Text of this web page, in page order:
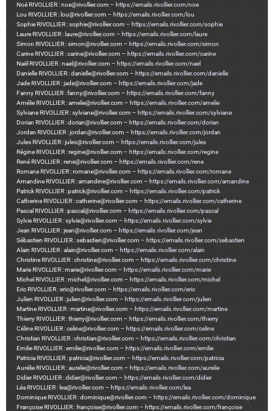
Noé RIVOLLIER : noe@rivollier.com – https://emails.rivollier.com/noe
Lou RIVOLLIER : lou@rivollier.com – https://emails.rivollier.com/lou
Sophie RIVOLLIER : sophie@rivollier.com – https://emails.rivollier.com/sophie
Laure RIVOLLIER : laure@rivollier.com – https://emails.rivollier.com/laure
Simon RIVOLLIER : simon@rivollier.com – https://emails.rivollier.com/simon
Carine RIVOLLIER : carine@rivollier.com – https://emails.rivollier.com/carine
Naël RIVOLLIER : nael@rivollier.com – https://emails.rivollier.com/nael
Danielle RIVOLLIER : danielle@rivollier.com – https://emails.rivollier.com/danielle
Jade RIVOLLIER : jade@rivollier.com – https://emails.rivollier.com/jade
Fanny RIVOLLIER : fanny@rivollier.com – https://emails.rivollier.com/fanny
Amélie RIVOLLIER : amelie@rivollier.com – https://emails.rivollier.com/amelie
Sylviane RIVOLLIER : sylviane@rivollier.com – https://emails.rivollier.com/sylviane
Dorian RIVOLLIER : dorian@rivollier.com – https://emails.rivollier.com/dorian
Jordan RIVOLLIER : jordan@rivollier.com – https://emails.rivollier.com/jordan
Jules RIVOLLIER : jules@rivollier.com – https://emails.rivollier.com/jules
Régine RIVOLLIER : regine@rivollier.com – https://emails.rivollier.com/regine
René RIVOLLIER : rene@rivollier.com – https://emails.rivollier.com/rene
Romane RIVOLLIER : romane@rivollier.com – https://emails.rivollier.com/romane
Amandine RIVOLLIER : amandine@rivollier.com – https://emails.rivollier.com/amandine
Patrick RIVOLLIER : patrick@rivollier.com – https://emails.rivollier.com/patrick
Catherine RIVOLLIER : catherine@rivollier.com – https://emails.rivollier.com/catherine
Pascal RIVOLLIER : pascal@rivollier.com – https://emails.rivollier.com/pascal
Sylvie RIVOLLIER : sylvie@rivollier.com – https://emails.rivollier.com/sylvie
Jean RIVOLLIER : jean@rivollier.com – https://emails.rivollier.com/jean
Sébastien RIVOLLIER : sebastien@rivollier.com – https://emails.rivollier.com/sebastien
Alain RIVOLLIER : alain@rivollier.com – https://emails.rivollier.com/alain
Christine RIVOLLIER : christine@rivollier.com – https://emails.rivollier.com/christine
Marie RIVOLLIER : marie@rivollier.com – https://emails.rivollier.com/marie
Michel RIVOLLIER : michel@rivollier.com – https://emails.rivollier.com/michel
Eric RIVOLLIER : eric@rivollier.com – https://emails.rivollier.com/eric
Julien RIVOLLIER : julien@rivollier.com – https://emails.rivollier.com/julien
Martine RIVOLLIER : martine@rivollier.com – https://emails.rivollier.com/martine
Thierry RIVOLLIER : thierry@rivollier.com – https://emails.rivollier.com/thierry
Céline RIVOLLIER : celine@rivollier.com – https://emails.rivollier.com/celine
Christian RIVOLLIER : christian@rivollier.com – https://emails.rivollier.com/christian
Emilie RIVOLLIER : emilie@rivollier.com – https://emails.rivollier.com/emilie
Patricia RIVOLLIER : patricia@rivollier.com – https://emails.rivollier.com/patricia
Aurélie RIVOLLIER : aurelie@rivollier.com – https://emails.rivollier.com/aurelie
Didier RIVOLLIER : didier@rivollier.com – https://emails.rivollier.com/didier
Léa RIVOLLIER : lea@rivollier.com – https://emails.rivollier.com/lea
Dominique RIVOLLIER : dominique@rivollier.com – https://emails.rivollier.com/dominique
Françoise RIVOLLIER : françoise@rivollier.com – https://emails.rivollier.com/françoise